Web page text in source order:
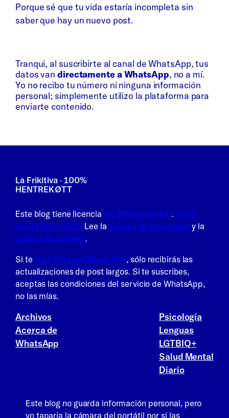
Porque sé que tu vida estaría incompleta sin
saber que hay un nuevo post.
Tranqui, al suscribirte al canal de WhatsApp, tus
datos vandirectamente a WhatsApp, no a mí.
Yo no recibo tu número ni ninguna información
personal; simplemente utilizo la plataforma para
enviarte contenido.
La Frikitiva · 100%
HENTREKØTT
Este blog tiene licencia CC BY-NC-SA 4.0. ¿Qué
quiere decir esto? Lee la política de privacidad y la
política de cookies.
Si te suscribes por WhatsApp, sólo recibirás las
actualizaciones de post largos. Si te suscribes,
aceptas las condiciones del servicio de WhatsApp,
no las mías.
Archivos
Acerca de
WhatsApp
Psicología
Lenguas
LGTBIQ+
Salud Mental
Diario
Este blog no guarda información personal, pero
yo taparía la cámara del portátil por si las